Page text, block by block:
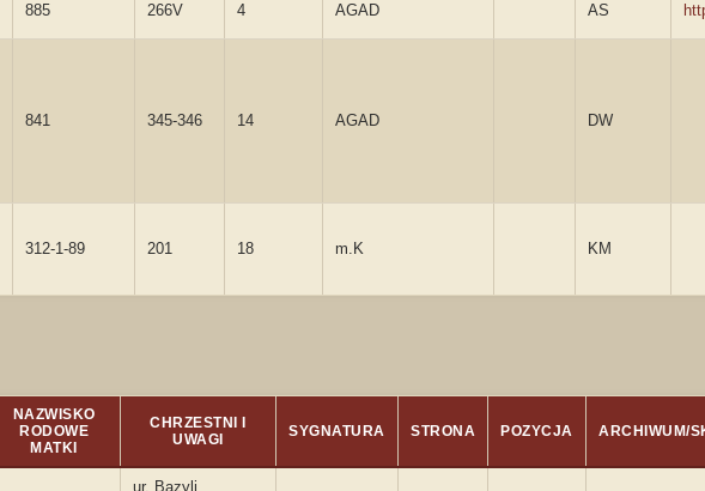
885 266V 4 AGAD AS
841 345-346 14 AGAD DW
312-1-89 201 18 m.K KM
NAZWISKO
RODOWE
MATKI
CHRZESTNI I
UWAGI
SYGNATURA STRONA POZYCJA ARCHIWUM/
ur. Bazyli